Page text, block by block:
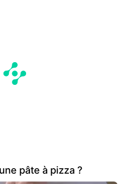
pâte à pizza ?